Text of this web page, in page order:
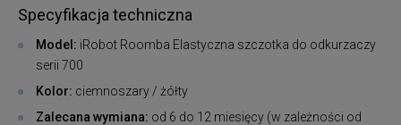
Specyfikacja techniczna
Model: iRobot Roomba Elastyczna szczotka do odkurzaczy
serii 700
Kolor: ciemnoszary / żółty
Zalecana wymiana: od 6 do 12 miesięcy (w zależności od